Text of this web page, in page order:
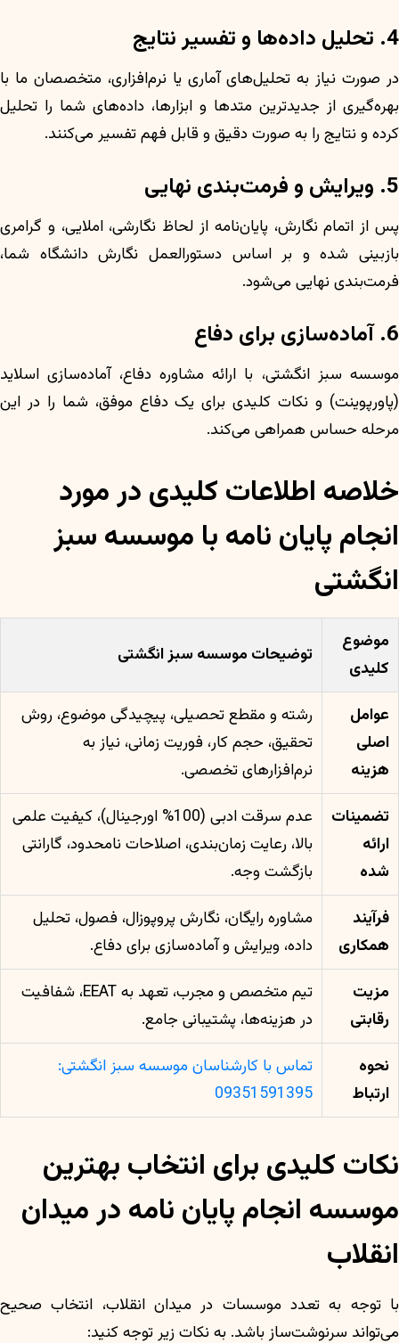
4. تحلیل داده‌ها و تفسیر نتایج
در صورت نیاز به تحلیل‌های آماری یا نرم‌افزاری، متخصصان ما با
بهره‌گیری از جدیدترین متدها و ابزارها، داده‌های شما را تحلیل
کرده و نتایج را به صورت دقیق و قابل فهم تفسیر می‌کنند.
5. ویرایش و فرمت‌بندی نهایی
پس از اتمام نگارش، پایان‌نامه از لحاظ نگارشی، املایی، و گرامری
بازبینی شده و بر اساس دستورالعمل نگارش دانشگاه شما،
فرمت‌بندی نهایی می‌شود.
6. آماده‌سازی برای دفاع
موسسه سبز انگشتی، با ارائه مشاوره دفاع، آماده‌سازی اسلاید
(پاورپوینت) و نکات کلیدی برای یک دفاع موفق، شما را در این
مرحله حساس همراهی می‌کند.
خلاصه اطلاعات کلیدی در مورد
انجام پایان نامه با موسسه سبز
انگشتی
موضوع
کلیدی
توضیحات موسسه سبز انگشتی
عوامل
اصلی
هزینه
رشته و مقطع تحصیلی، پیچیدگی موضوع، روش
تحقیق، حجم کار، فوریت زمانی، نیاز به
نرم‌افزارهای تخصصی.
تضمینات
ارائه
شده
عدم سرقت ادبی (100% اورجینال)، کیفیت علمی
بالا، رعایت زمان‌بندی، اصلاحات نامحدود، گارانتی
بازگشت وجه.
فرآیند
همکاری
مشاوره رایگان، نگارش پروپوزال، فصول، تحلیل
داده، ویرایش و آماده‌سازی برای دفاع.
مزیت
رقابتی
تیم متخصص و مجرب، تعهد به EEAT، شفافیت
در هزینه‌ها، پشتیبانی جامع.
نحوه
ارتباط
تماس با کارشناسان موسسه سبز انگشتی:
09351591395
نکات کلیدی برای انتخاب بهترین
موسسه انجام پایان نامه در میدان
انقلاب
با توجه به تعدد موسسات در میدان انقلاب، انتخاب صحیح
می‌تواند سرنوشت‌ساز باشد. به نکات زیر توجه کنید: